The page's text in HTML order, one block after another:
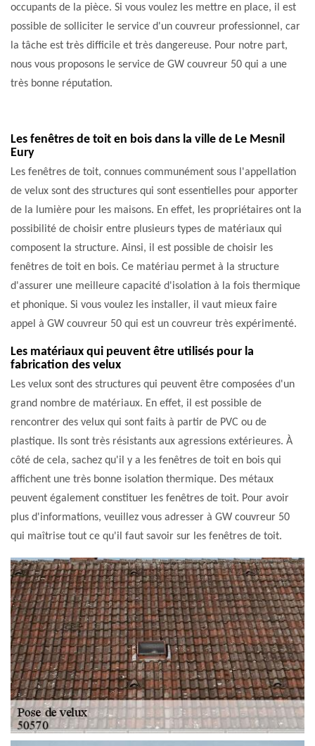
occupants de la pièce. Si vous voulez les mettre en place, il est
possible de solliciter le service d'un couvreur professionnel, car
la tâche est très difficile et très dangereuse. Pour notre part,
nous vous proposons le service de GW couvreur 50 qui a une
très bonne réputation.
Les fenêtres de toit en bois dans la ville de Le Mesnil
Eury
Les fenêtres de toit, connues communément sous l'appellation
de velux sont des structures qui sont essentielles pour apporter
de la lumière pour les maisons. En effet, les propriétaires ont la
possibilité de choisir entre plusieurs types de matériaux qui
composent la structure. Ainsi, il est possible de choisir les
fenêtres de toit en bois. Ce matériau permet à la structure
d'assurer une meilleure capacité d'isolation à la fois thermique
et phonique. Si vous voulez les installer, il vaut mieux faire
appel à GW couvreur 50 qui est un couvreur très expérimenté.
Les matériaux qui peuvent être utilisés pour la
fabrication des velux
Les velux sont des structures qui peuvent être composées d'un
grand nombre de matériaux. En effet, il est possible de
rencontrer des velux qui sont faits à partir de PVC ou de
plastique. Ils sont très résistants aux agressions extérieures. À
côté de cela, sachez qu'il y a les fenêtres de toit en bois qui
affichent une très bonne isolation thermique. Des métaux
peuvent également constituer les fenêtres de toit. Pour avoir
plus d'informations, veuillez vous adresser à GW couvreur 50
qui maîtrise tout ce qu'il faut savoir sur les fenêtres de toit.